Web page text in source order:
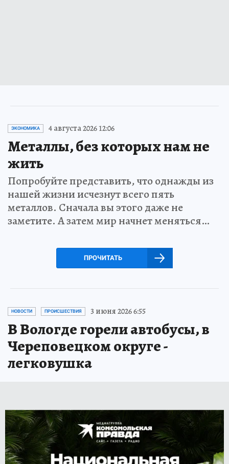
ЭКОНОМИКА 4 августа 2026 12:06
Металлы, без которых нам не
жить
Попробуйте представить, что однажды из
нашей жизни исчезнут всего пять
металлов. Сначала вы этого даже не
заметите. А затем мир начнет меняться…
ПРОЧИТАТЬ
НОВОСТИ ПРОИСШЕСТВИЯ 3 июня 2026 6:55
В Вологде горели автобусы, в
Череповецком округе -
легковушка